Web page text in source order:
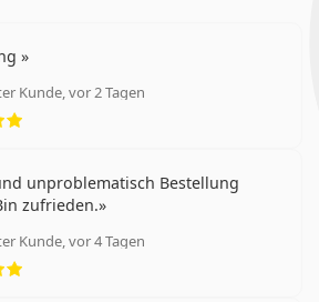
Kunde, vor 2 Tagen
Bewertung 5 aus 5
unproblematisch Bestellung
zufrieden.
Kunde, vor 4 Tagen
Bewertung 5 aus 5